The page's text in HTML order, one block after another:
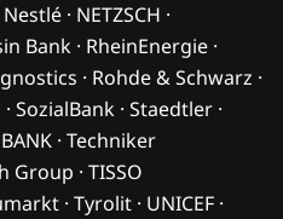
· NETZSCH ·
Bank · RheinEnergie ·
· Rohde & Schwarz ·
SozialBank · Staedtler ·
· Techniker
Group · TISSO
· Tyrolit · UNICEF ·